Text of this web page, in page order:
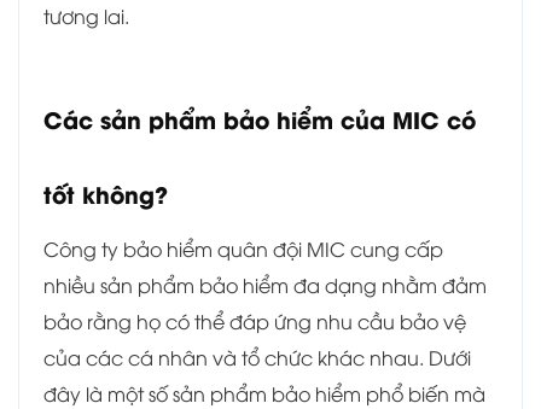
tương lai.
Các sản phẩm bảo hiểm của MIC có
tốt không?
Công ty bảo hiểm quân đội MIC cung cấp
nhiều sản phẩm bảo hiểm đa dạng nhằm đảm
bảo rằng họ có thể đáp ứng nhu cầu bảo vệ
của các cá nhân và tổ chức khác nhau. Dưới
đây là một số sản phẩm bảo hiểm phổ biến mà